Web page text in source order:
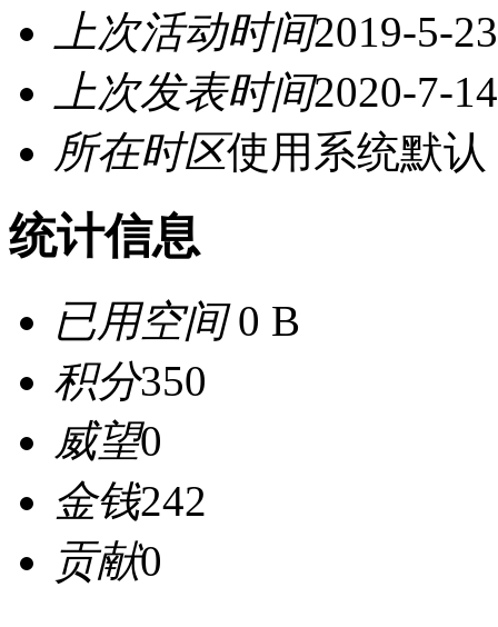
上次活动时间2019-5-
上次发表时间2020-7-
所在时区使用系统默认
统计信息
已用空间0 B
积分350
威望0
金钱242
贡献0